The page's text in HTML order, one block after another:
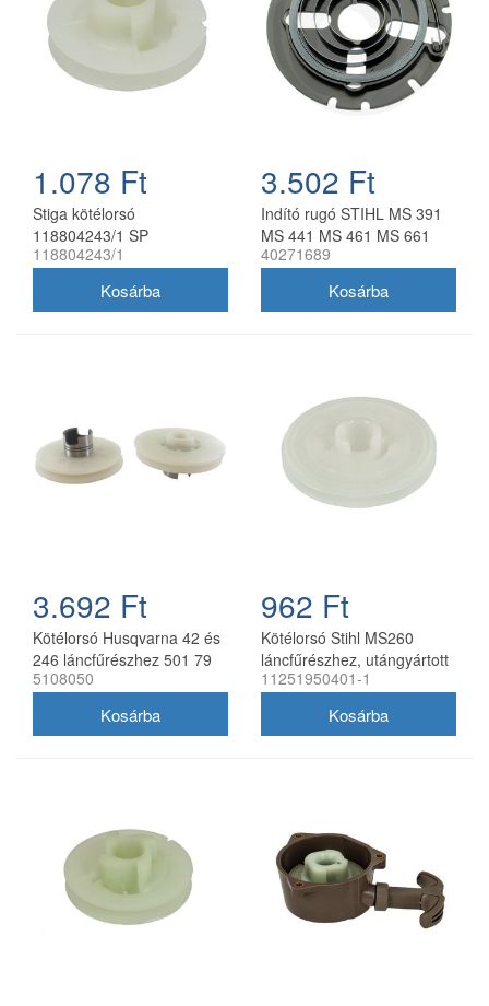
1.078 Ft
Stiga kötélorsó
118804243/1 SP
láncfűrészekhez
118804243/1
3.502 Ft
Indító rugó STIHL MS 391
MS 441 MS 461 MS 661
láncfűrészhez
40271689
3.692 Ft
Kötélorsó Husqvarna 42 és
246 láncfűrészhez 501 79
44-01
5108050
962 Ft
Kötélorsó Stihl MS260
láncfűrészhez, utángyártott
11251950401-1